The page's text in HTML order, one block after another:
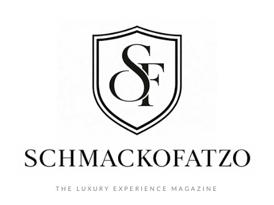
THE LUXURY EXPERIENCE MAGAZINE